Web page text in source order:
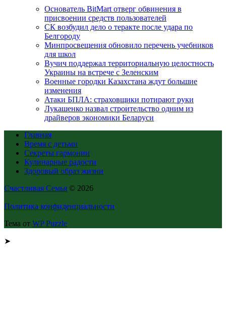
Основатель BitMart отверг обвинения в
присвоении средств пользователей
СК возбудил дело о теракте после удара по
Белгороду
Минпросвещения обновило перечень учебников
для школ
Вучич поддержал территориальную целостность
Украины на встрече с Зеленским
Военные городки Казахстана ждут большие
изменения
Атаки БПЛА: страховщики потирают руки
Лукашенко назвал строительство одним из
драйверов экономики Беларуси
Главная
Время с детьми
Секреты гармонии
Кулинарные радости
Здоровый образ жизни
Счастливая Семья © 2026
Политика конфиденциальности
Тема от WP Puzzle
➤